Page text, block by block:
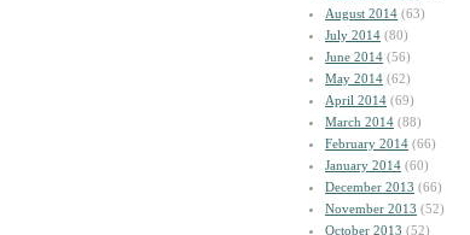
August 2014 (63)
July 2014 (80)
June 2014 (56)
May 2014 (62)
April 2014 (69)
March 2014 (88)
February 2014 (66)
January 2014 (60)
December 2013 (66)
November 2013 (52)
October 2013 (52)